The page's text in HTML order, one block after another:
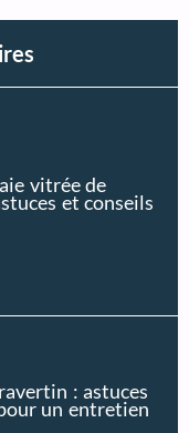
vitrée de
et conseils
: astuces
un entretien